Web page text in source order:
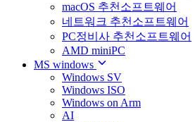
macOS 추천소프트웨어
네트워크 추천소프트웨어
PC정비사 추천소프트웨어
AMD miniPC
MS windows
Windows SV
Windows ISO
Windows on Arm
AI